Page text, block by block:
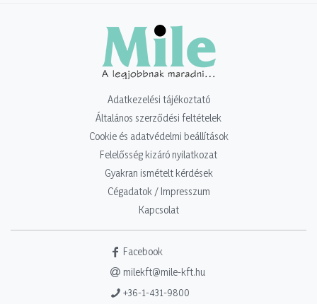
Adatkezelési tájékoztató
Általános szerződési feltételek
Cookie és adatvédelmi beállítások
Felelősség kizáró nyilatkozat
Gyakran ismételt kérdések
Cégadatok / Impresszum
Kapcsolat
Facebook
milekft@mile-kft.hu
+36-1-431-9800